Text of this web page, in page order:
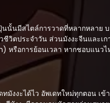
มีสไตล์การวาดที่หลากหลาย บา
วิตประจำวัน ส่วนมังงะจีนและเ
รือการย้อนเวลา หากชอบแนวไ
มังงะได้ไว อัพเดทใหม่ทุกตอน เ